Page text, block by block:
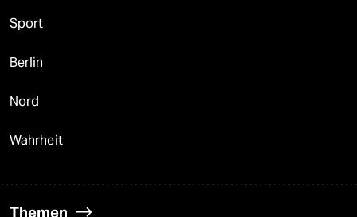
Sport
Berlin
Nord
Wahrheit
Themen